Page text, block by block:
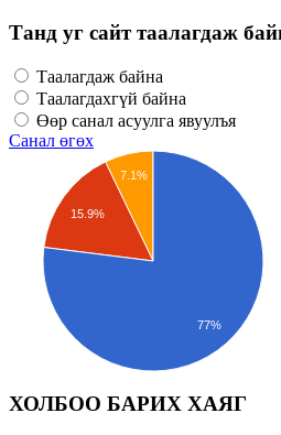
Танд уг сайт таалагдаж
Таалагдаж байна
Таалагдахгүй байна
Өөр санал асуулга явуулъя
Санал өгөх
7.1%
15.9%
77%
ХОЛБОО БАРИХ ХАЯГ